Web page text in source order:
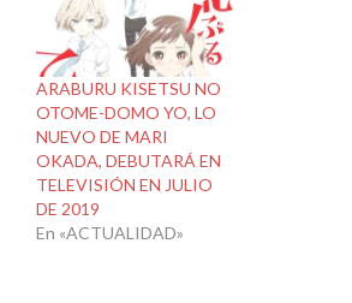
ARABURU KISETSU NO
OTOME-DOMO YO, LO
NUEVO DE MARI
OKADA, DEBUTARÁ EN
TELEVISIÓN EN JULIO
DE 2019
En «ACTUALIDAD»